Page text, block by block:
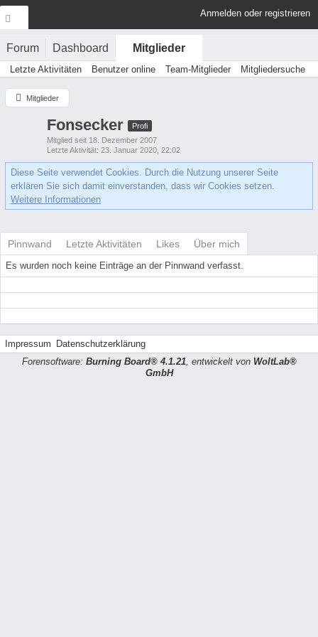
Anmelden oder registrieren
Forum Dashboard Mitglieder
Letzte Aktivitäten Benutzer online Team-Mitglieder Mitgliedersuche
Mitglieder
Fonsecker
Profi
Mitglied seit 18. Dezember 2007
Letzte Aktivität 23. Januar 2020, 22:02
Diese Seite verwendet Cookies. Durch die Nutzung unserer Seite
erklären Sie sich damit einverstanden, dass wir Cookies setzen.
Weitere Informationen
Pinnwand Letzte Aktivitäten Likes Über mich
Es wurden noch keine Einträge an der Pinnwand verfasst.
Impressum
Datenschutzerklärung
Forensoftware: Burning Board® 4.1.21, entwickelt von WoltLab®
GmbH